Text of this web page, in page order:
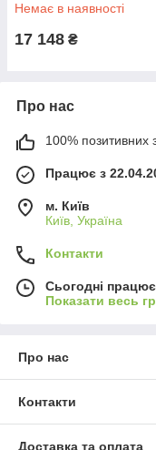
Немає в наявності
17 148 ₴
Про нас
100% позитивних з
Працює з
м. Київ
Київ, Україна
Контакти
Сьогодні
Показати весь
Про нас
Контакти
Доставка та оплата